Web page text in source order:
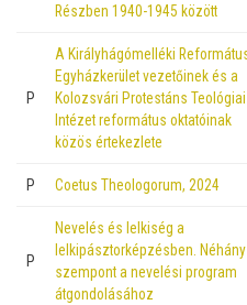
Részben 1940-1945 között
P
A Királyhágómelléki
Egyházkerület vezetőinek és a
Kolozsvári Protestáns Teológiai
Intézet református oktatóinak
közös értekezlete
P Coetus Theologorum, 2024
P
Nevelés és lelkiség a
lelkipásztorképzésben. Néhány
szempont a nevelési program
átgondolásához